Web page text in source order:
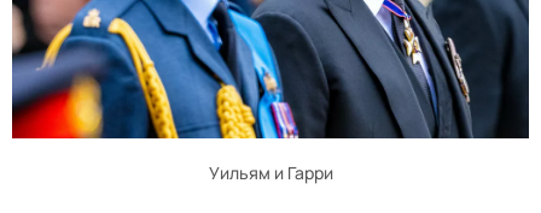
Уильям и Гарри